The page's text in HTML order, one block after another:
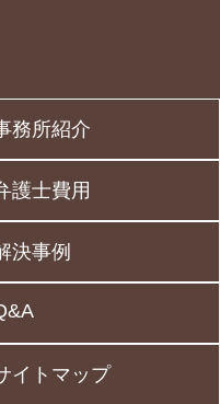
務所紹介
護士費用
決事例
イトマップ